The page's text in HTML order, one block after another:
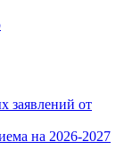
заявлений от
на 2026-2027